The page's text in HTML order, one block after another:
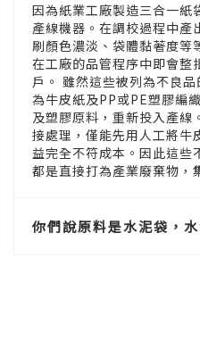
因為紙業工廠製造三合一紙
產線機器。在調校過程中產
刷顏色濃淡、袋體黏著度等
在工廠的品管程序中即會整
戶。 雖然這些被列為不良
為牛皮紙及PP或PE塑膠編
及塑膠原料，重新投入產線
接處理，僅能先用人工將牛
益完全不符成本。因此這些
都是直接打為產業廢棄物，
你們說原料是水泥袋，